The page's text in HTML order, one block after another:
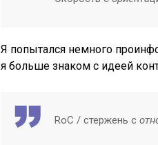
Я попытался немного
я больше знаком с идеей
RoC / стержень с